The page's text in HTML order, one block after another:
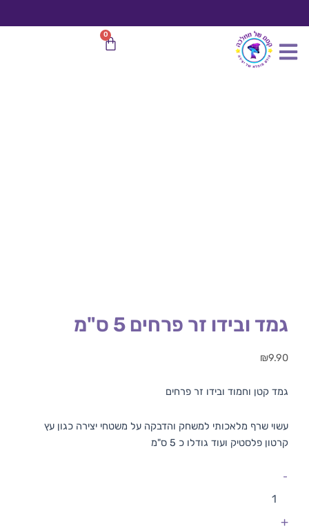
לתוכן
בהזמנות מעל 599 ₪ 0
עגלת
גמד ובידו זר פרחים 5 ס"מ
₪9.90
גמד קטן וחמוד ובידו זר פרחים
עשוי שרף מלאכותי למשחק והדבקה על משטחי יצירה כגון עץ
קרטון פלסטיק ועוד גודלו כ 5 ס"מ
-
ובידו
זר
+